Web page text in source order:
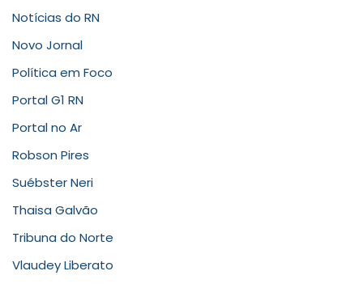
Notícias do RN
Novo Jornal
Política em Foco
Portal G1 RN
Portal no Ar
Robson Pires
Suébster Neri
Thaisa Galvão
Tribuna do Norte
Vlaudey Liberato